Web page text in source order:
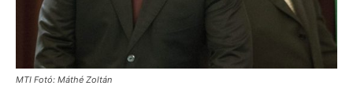
MTI Fotó: Máthé Zoltán